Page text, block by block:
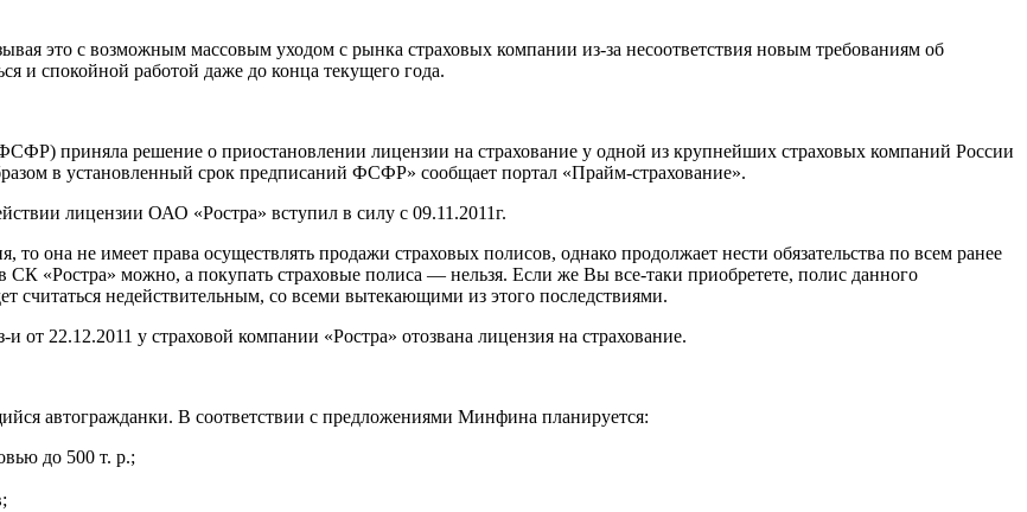
это с возможным массовым уходом с рынка страховых компании из-за несоответствия новым требованиям об
и спокойной работой даже до конца текущего года.
приняла решение о приостановлении лицензии на страхование у одной из крупнейших страховых компаний России
в установленный срок предписаний ФСФР» сообщает портал «Прайм-страхование».
лицензии ОАО «Ростра» вступил в силу с 09.11.2011г.
она не имеет права осуществлять продажи страховых полисов, однако продолжает нести обязательства по всем ранее
«Ростра» можно, а покупать страховые полиса — нельзя. Если же Вы все-таки приобретете, полис данного
считаться недействительным, со всеми вытекающими из этого последствиями.
22.12.2011 у страховой компании «Ростра» отозвана лицензия на страхование.
автогражданки. В соответствии с предложениями Минфина планируется:
до 500 т. р.;